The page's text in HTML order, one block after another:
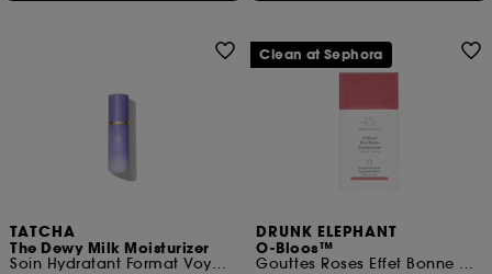
TATCHA
The Dewy Milk Moisturizer
Soin Hydratant Format Voyage
DRUNK ELEPHANT
O-Bloos™
Gouttes Roses Effet Bonne Mine
Clean at Sephora